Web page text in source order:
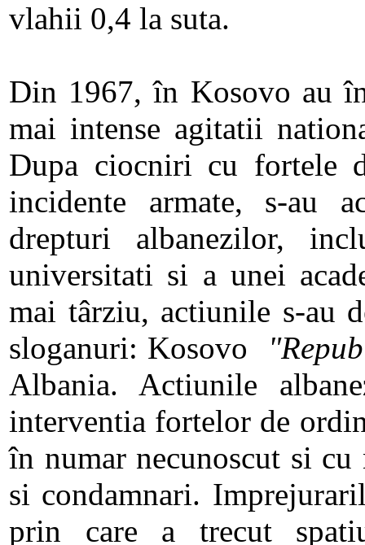
vlahii 0,4 la suta.
Din 1967, în Kosovo au
mai intense agitatii
Dupa ciocniri cu fortele
incidente armate, s-au
drepturi albanezilor,
universitati si a unei
mai târziu, actiunile s-au
sloganuri: Kosovo
Albania. Actiunile
interventia fortelor de
în numar necunoscut si cu
si condamnari.
prin care a trecut